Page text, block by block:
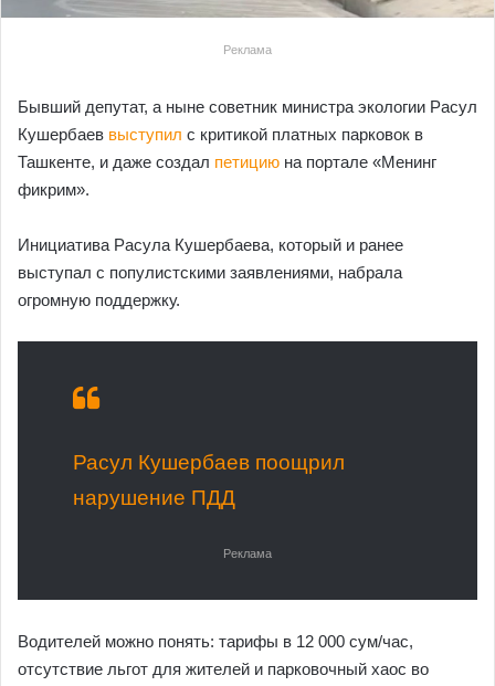
Реклама
Бывший депутат, а ныне советник министра экологии Расул
Кушербаев выступил с критикой платных парковок в
Ташкенте, и даже создал петицию на портале «Менинг
фикрим».
Инициатива Расула Кушербаева, который и ранее
выступал с популистскими заявлениями, набрала
огромную поддержку.
Расул Кушербаев поощрил
нарушение ПДД
Реклама
Водителей можно понять: тарифы в 12 000 сум/час,
отсутствие льгот для жителей и парковочный хаос во